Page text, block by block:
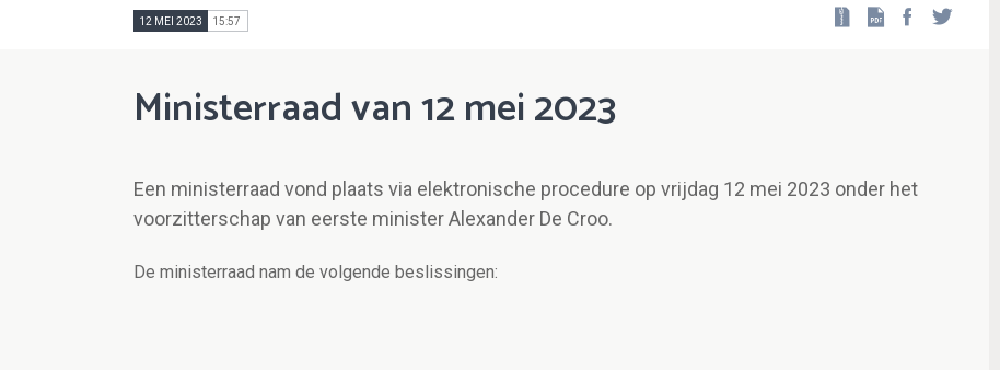
12 MEI 2023 15:57 Facebook
Ministerraad van 12 mei 2023
Een ministerraad vond plaats via elektronische procedure op vrijdag 12 mei 2023 onder het
voorzitterschap van eerste minister Alexander De Croo.
De ministerraad nam de volgende beslissingen: